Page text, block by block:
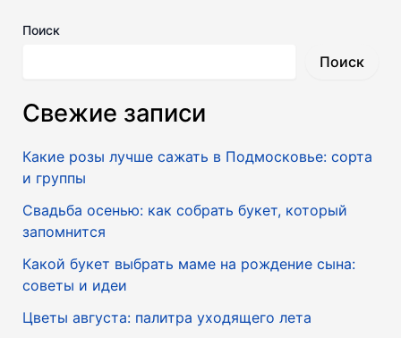
Поиск
Поиск
Свежие записи
Какие розы лучше сажать в Подмосковье: сорта
и группы
Свадьба осенью: как собрать букет, который
запомнится
Какой букет выбрать маме на рождение сына:
советы и идеи
Цветы августа: палитра уходящего лета